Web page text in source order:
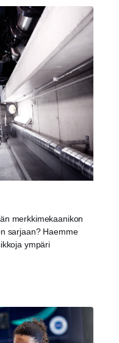
merkkimekaanikon
sarjaan? Haemme
ympäri